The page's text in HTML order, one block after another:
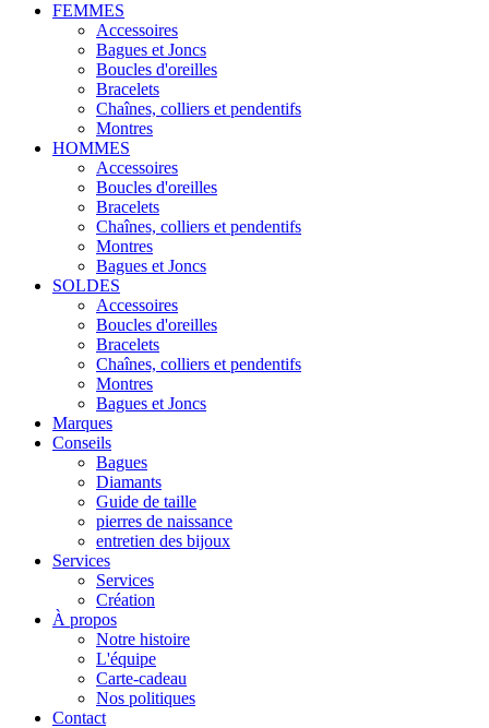
FEMMES
Accessoires
Bagues et Joncs
Boucles d'oreilles
Bracelets
Chaînes, colliers et pendentifs
Montres
HOMMES
Accessoires
Boucles d'oreilles
Bracelets
Chaînes, colliers et pendentifs
Montres
Bagues et Joncs
SOLDES
Accessoires
Boucles d'oreilles
Bracelets
Chaînes, colliers et pendentifs
Montres
Bagues et Joncs
Marques
Conseils
Bagues
Diamants
Guide de taille
pierres de naissance
entretien des bijoux
Services
Services
Création
À propos
Notre histoire
L'équipe
Carte-cadeau
Nos politiques
Contact